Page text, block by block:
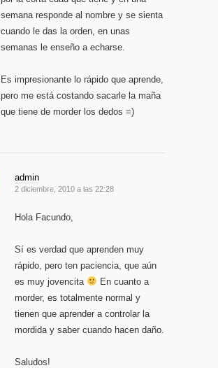
semana responde al nombre y se sienta
cuando le das la orden, en unas
semanas le enseño a echarse.
Es impresionante lo rápido que aprende,
pero me está costando sacarle la maña
que tiene de morder los dedos =)
admin
2 diciembre, 2010 a las 22:28
Hola Facundo,
Sí es verdad que aprenden muy
rápido, pero ten paciencia, que aún
es muy jovencita
En cuanto a
morder, es totalmente normal y
tienen que aprender a controlar la
mordida y saber cuando hacen daño.
Saludos!